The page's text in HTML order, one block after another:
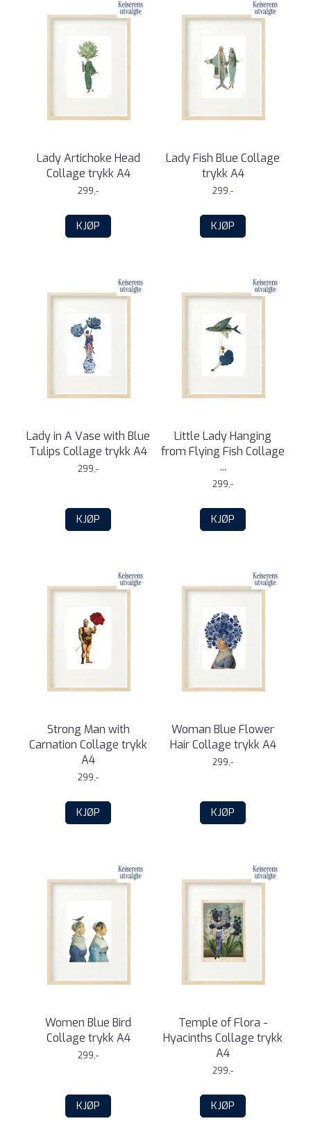
Lady Artichoke Head
Collage trykk A4
299,-
KJØP
Lady Fish Blue Collage
trykk A4
299,-
KJØP
Lady in A Vase with Blue
Tulips Collage trykk A4
299,-
KJØP
Little Lady Hanging
from Flying Fish Collage
...
299,-
KJØP
Strong Man with
Carnation Collage trykk
A4
299,-
KJØP
Woman Blue Flower
Hair Collage trykk A4
299,-
KJØP
Women Blue Bird
Collage trykk A4
299,-
KJØP
Temple of Flora -
Hyacinths Collage trykk
A4
299,-
KJØP